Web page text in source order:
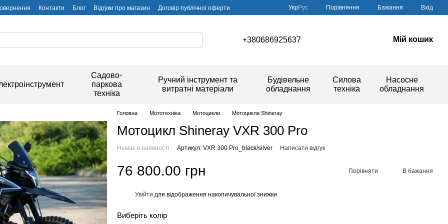
Контакти Блог Відгуки про магазин
Договір публічної оферти
УкрРус Порівняння Бажання Вхід
+380686925637 Мій кошик
Садово-
паркова
техніка
Ручний інструмент та
витратні матеріали
Будівельне
обладнання
Силова
техніка
Насосне
обладнання
Головна Мототехніка Мотоцикли Мотоцикли Shineray
Мотоцикл Shineray VXR 300 Pro
Немає в наявності Артикул: VXR 300 Pro_black/silver Написати відгук
76 800.00 грн Порівняти В бажання
Увійти для відображення накопичувальної знижки
Виберіть колір